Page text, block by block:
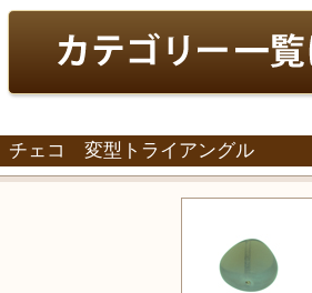
チェコ 変型トライアングル